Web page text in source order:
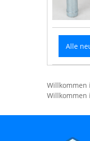
Alle
Willkommen
Willkommen